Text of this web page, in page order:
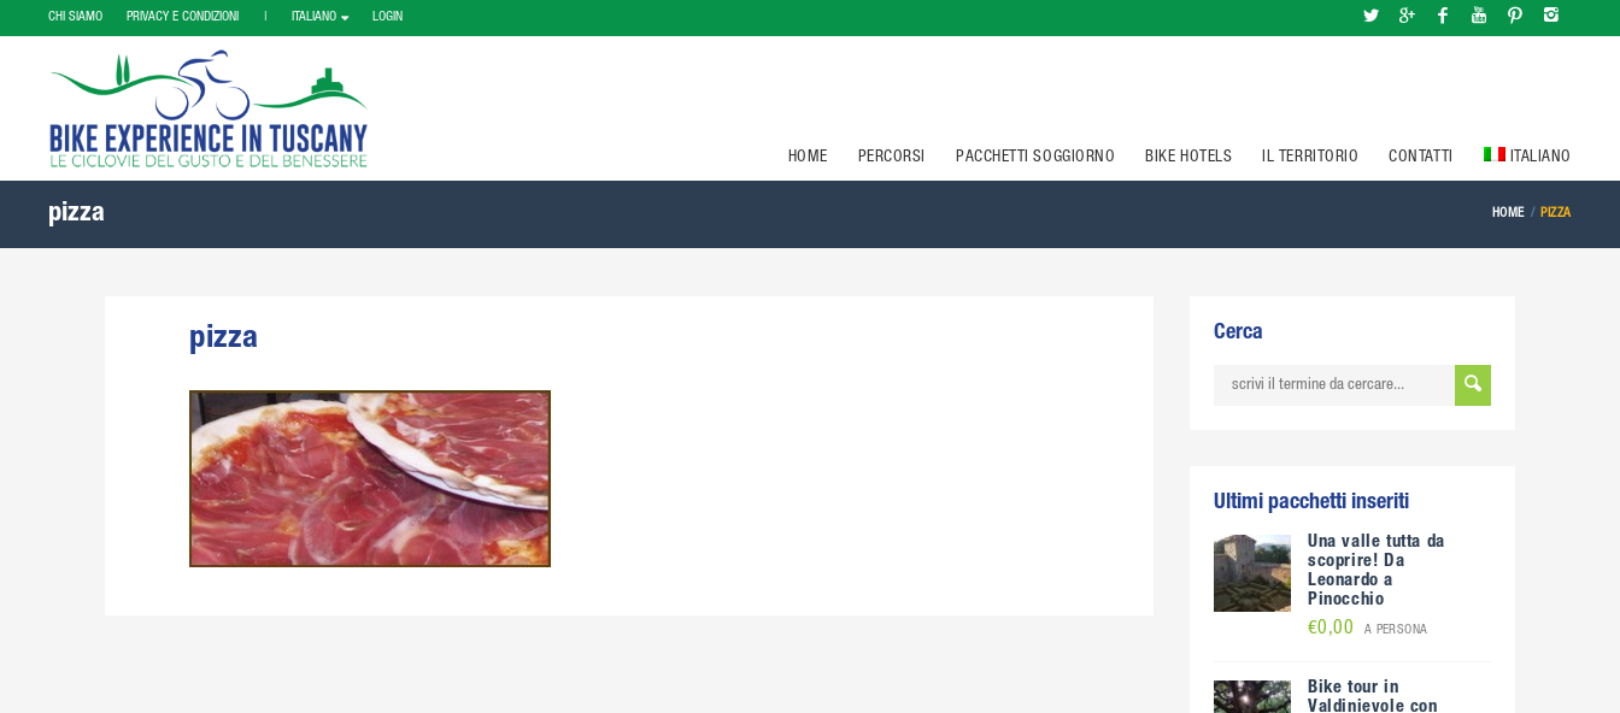
CHI SIAMO PRIVACY E CONDIZIONI | ITALIANO LOGIN
HOME PERCORSI PACCHETTI SOGGIORNO BIKE HOTELS IL TERRITORIO CONTATTI ITALIANO
pizza HOME PIZZA
pizza Cerca
Ultimi pacchetti inseriti
Una valle tutta da
scoprire! Da
Leonardo a
Pinocchio
€0,00 A PERSONA
Bike tour in
Valdinievole con